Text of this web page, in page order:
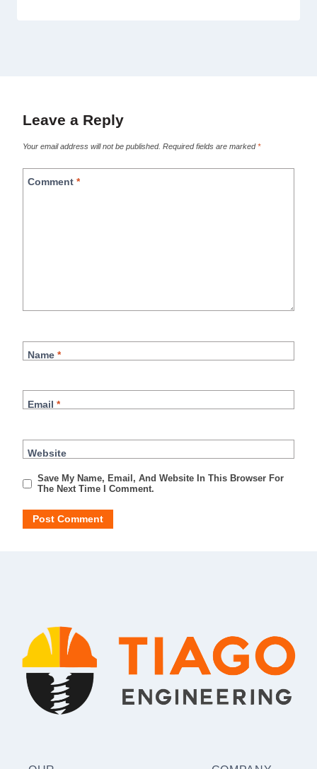
Leave a Reply
Your email address will not be published. Required fields are marked*
Comment *
Name *
Email *
Website
Save My Name, Email, And Website In This Browser For
The Next Time I Comment.